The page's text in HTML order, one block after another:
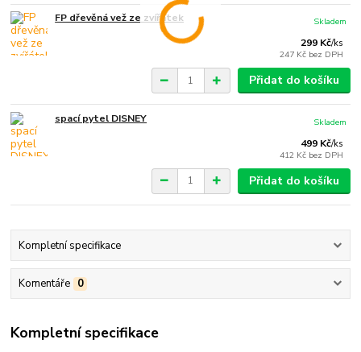
FP dřevěná vež ze zvířátek
299 Kč/ks
247 Kč bez DPH
Skladem
Přidat do košíku
spací pytel DISNEY
499 Kč/ks
412 Kč bez DPH
Skladem
Přidat do košíku
Kompletní specifikace
Komentáře 0
Kompletní specifikace